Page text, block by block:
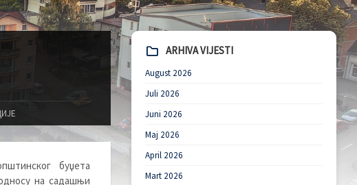
буџета
на садашњи
ARHIVA VIJESTI
August 2026
Juli 2026
Juni 2026
Maj 2026
April 2026
Mart 2026